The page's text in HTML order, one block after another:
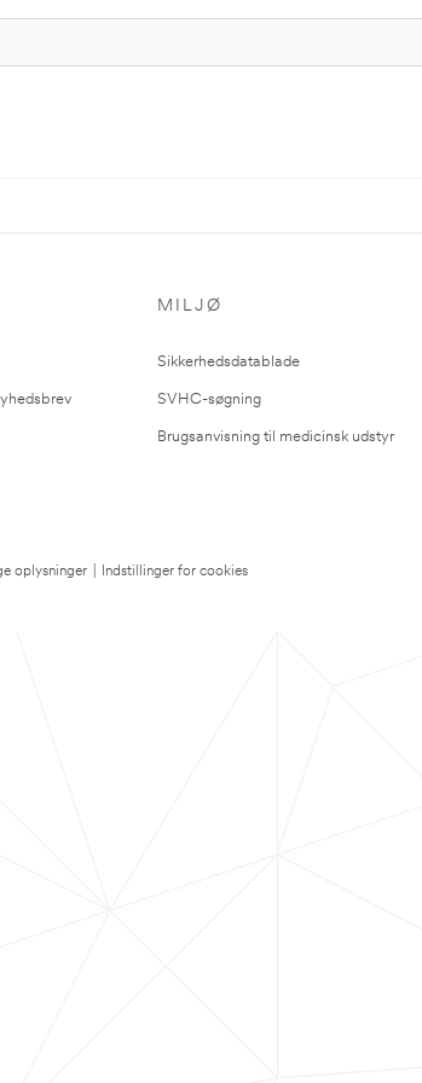
MILJØ
Sikkerhedsdatablade
SVHC-søgning
Brugsanvisning til medicinsk udstyr
oplysninger
Indstillinger for cookies